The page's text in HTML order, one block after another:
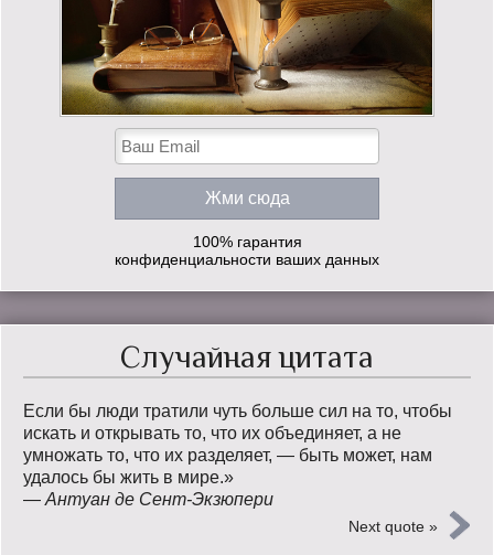
100% гарантия
конфиденциальности ваших данных
Случайная цитата
Если бы люди тратили чуть больше сил на то, чтобы
искать и открывать то, что их объединяет, а не
умножать то, что их разделяет, — быть может, нам
удалось бы жить в мире.»
— Антуан де Сент-Экзюпери
Next quote »